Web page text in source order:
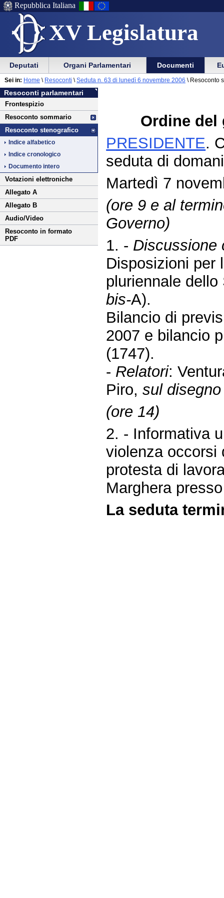
XV Legislatura
Menu
di
ausilio
alla
navigazione
Vai
Menu
di
navigazione
principale
Repubblica Italiana
Menu
di
navigazione
principale
Vai
menu
di
sezione
Deputati Organi Parlamentari Documenti
Vai
al
contenuto
Resoconti parlamentari
Frontespizio
Resoconto sommario
Resoconto stenografico
Indice alfabetico
Indice cronologico
Documento intero
Votazioni elettroniche
Allegato A
Allegato B
Audio/Video
Resoconto in formato
PDF
Sei in: Home \ Resoconti \ Seduta n. 63 di lunedì 6 novembre 2006 \ Resoconto
Ordine del
PRESIDENTE.
seduta di
Martedì 7
(ore 9 e al
Governo)
1. - Discussione
Disposizioni per
pluriennale
bis-A).
Bilancio di
2007 e bilancio
(1747).
- Relatori:
Piro,sul
(ore 14)
2. - Informativa
violenza occorsi
protesta di
Marghera
La seduta